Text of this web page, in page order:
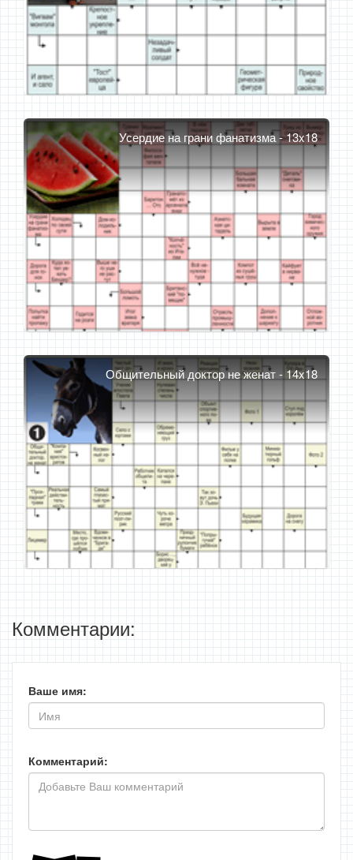
Усердие на грани фанатизма - 13x18
Общительный доктор не женат - 14x18
Комментарии:
Ваше имя:
Комментарий: